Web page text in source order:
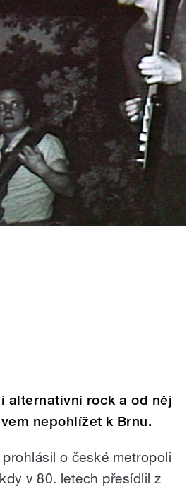
alternativní rock a od něj
nepohlížet k Brnu.
o české metropoli
v 80. letech přesídlil z